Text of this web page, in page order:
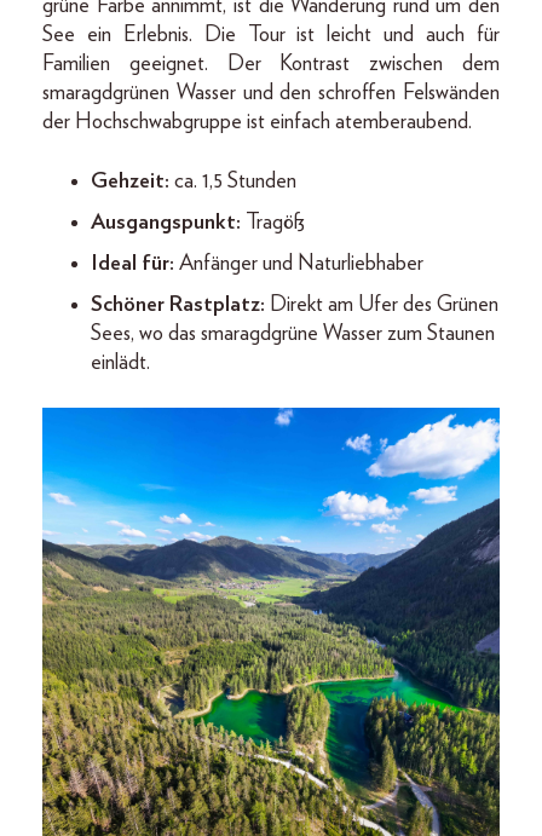
grüne Farbe annimmt, ist die Wanderung rund um den
See ein Erlebnis. Die Tour ist leicht und auch für
Familien geeignet. Der Kontrast zwischen dem
smaragdgrünen Wasser und den schroffen Felswänden
der Hochschwabgruppe ist einfach atemberaubend.
Gehzeit: ca. 1,5 Stunden
Ausgangspunkt: Tragöß
Ideal für: Anfänger und Naturliebhaber
Schöner Rastplatz: Direkt am Ufer des Grünen
Sees, wo das smaragdgrüne Wasser zum Staunen
einlädt.